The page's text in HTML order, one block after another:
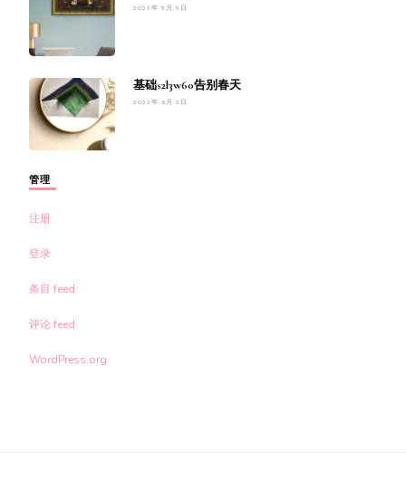
2023年 5月 5日
基础s2l3w60告别春天
2022年 9月 2日
管理
注册
登录
条目 feed
评论 feed
WordPress.org